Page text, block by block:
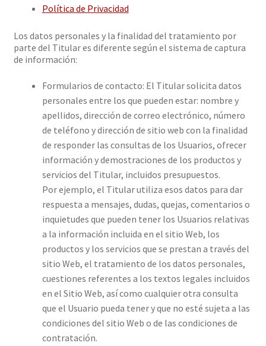
Política de Privacidad
Los datos personales y la finalidad del tratamiento por
parte del Titular es diferente según el sistema de captura
de información:
Formularios de contacto: El Titular solicita datos
personales entre los que pueden estar: nombre y
apellidos, dirección de correo electrónico, número
de teléfono y dirección de sitio web con la finalidad
de responder las consultas de los Usuarios, ofrecer
información y demostraciones de los productos y
servicios del Titular, incluidos presupuestos.
Por ejemplo, el Titular utiliza esos datos para dar
respuesta a mensajes, dudas, quejas, comentarios o
inquietudes que pueden tener los Usuarios relativas
a la información incluida en el sitio Web, los
productos y los servicios que se prestan a través del
sitio Web, el tratamiento de los datos personales,
cuestiones referentes a los textos legales incluidos
en el Sitio Web, así como cualquier otra consulta
que el Usuario pueda tener y que no esté sujeta a las
condiciones del sitio Web o de las condiciones de
contratación.